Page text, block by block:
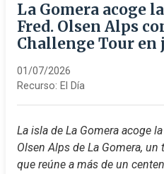
La Gomera acoge
Fred. Olsen Alps
Challenge Tour en
01/07/2026
Recurso: El Día
La isla de La Gomera acoge
Olsen Alps de La Gomera,
que reúne a más de un